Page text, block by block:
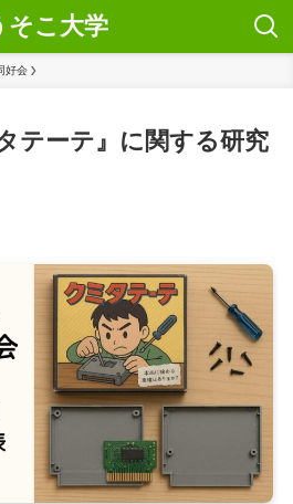
そこ大学
好会
テーテ』に関する研究